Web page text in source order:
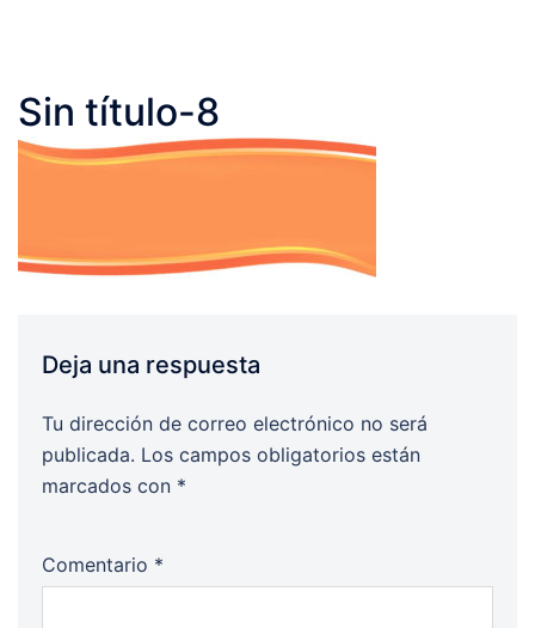
Sin título-8
Deja una respuesta
Tu dirección de correo electrónico no será
publicada. Los campos obligatorios están
marcados con *
Comentario *